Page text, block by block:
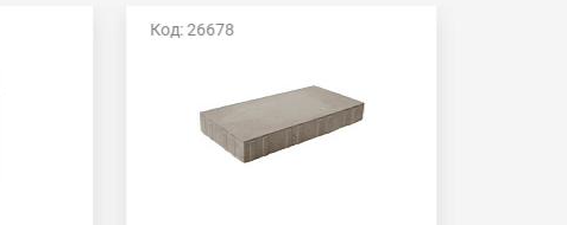
Код: 26678